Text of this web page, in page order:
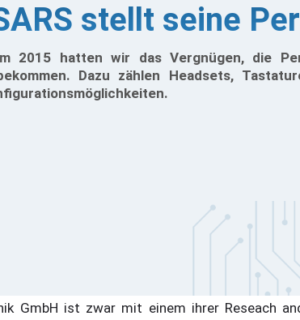
stellt seine
2015 hatten wir das Vergnügen, die
Dazu zählen Headsets,
GmbH ist zwar mit einem ihrer Reseach